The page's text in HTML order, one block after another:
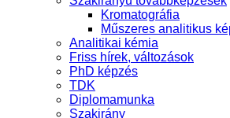
Kromatográfia
Műszeres analitikus
Analitikai kémia
Friss hírek, változások
PhD képzés
TDK
Diplomamunka
Szakirány